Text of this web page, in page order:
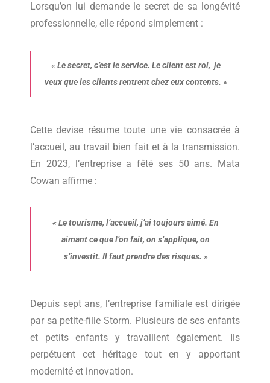
Lorsqu’on lui demande le secret de sa longévité
professionnelle, elle répond simplement :
«Le secret, c’est le service. Le client est roi, je
veux que les clients rentrent chez eux contents. »
Cette devise résume toute une vie consacrée à
l’accueil, au travail bien fait et à la transmission.
En 2023, l’entreprise a fêté ses 50 ans. Mata
Cowan affirme :
«Le tourisme, l’accueil, j’ai toujours aimé. En
aimant ce que l’on fait, on s’applique, on
s’investit. Il faut prendre des risques. »
Depuis sept ans, l’entreprise familiale est dirigée
par sa petite-fille Storm. Plusieurs de ses enfants
et petits enfants y travaillent également. Ils
perpétuent cet héritage tout en y apportant
modernité et innovation.